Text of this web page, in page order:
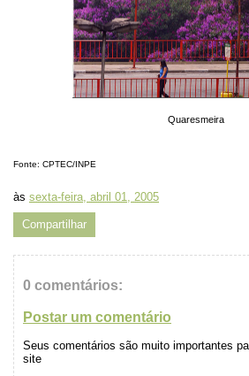
Quaresmeira
Fonte: CPTEC/INPE
às sexta-feira, abril 01, 2005
Compartilhar
0 comentários:
Postar um comentário
Seus comentários são muito importantes
site